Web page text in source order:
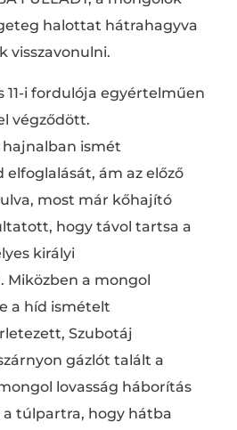
halottat hátrahagyva
visszavonulni.
11-i fordulója egyértelműen
végződött.
ismét
ám az előző
most már kőhajító
hogy távol tartsa a
királyi
Miközben a mongol
a híd ismételt
Szubotáj
gázlót talált a
lovasság háborítás
túlpartra, hogy hátba